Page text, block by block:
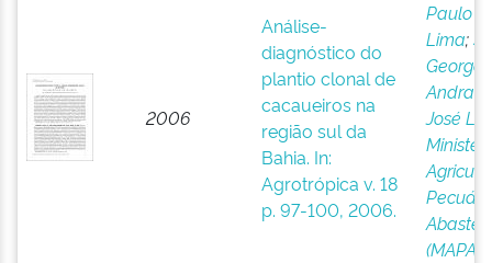
2006
Análise-
diagnóstico do
plantio clonal de
cacaueiros na
região sul da
Bahia. In:
Agrotrópica v. 18
p. 97-100, 2006.
Paulo
Lima;
George
José
(MAPA)